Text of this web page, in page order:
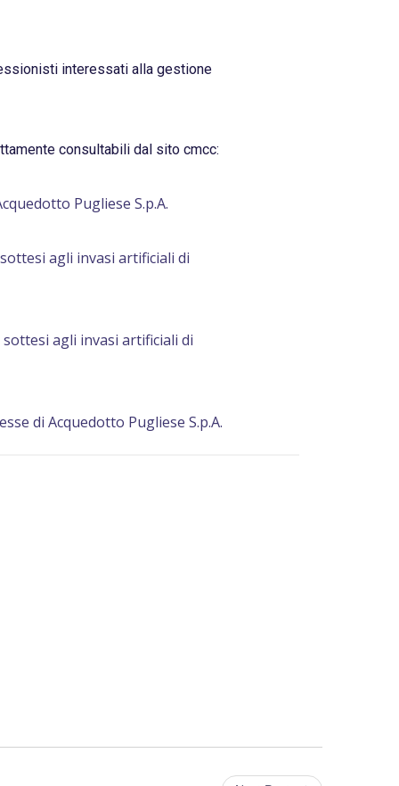
interessati alla gestione
consultabili dal sito cmcc:
Pugliese S.p.A.
agli invasi artificiali di
agli invasi artificiali di
di Acquedotto Pugliese S.p.A.